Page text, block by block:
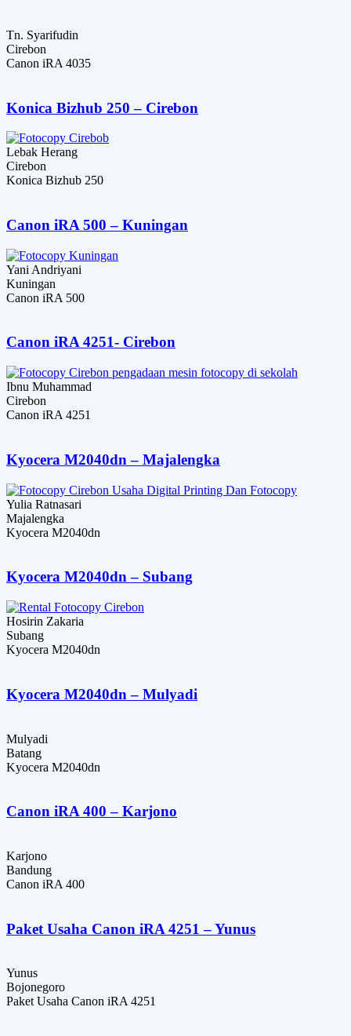
Tn. Syarifudin
Cirebon
Canon iRA 4035
Konica Bizhub 250 – Cirebon
Lebak Herang
Cirebon
Konica Bizhub 250
Canon iRA 500 – Kuningan
Yani Andriyani
Kuningan
Canon iRA 500
Canon iRA 4251- Cirebon
Ibnu Muhammad
Cirebon
Canon iRA 4251
Kyocera M2040dn – Majalengka
Yulia Ratnasari
Majalengka
Kyocera M2040dn
Kyocera M2040dn – Subang
Hosirin Zakaria
Subang
Kyocera M2040dn
Kyocera M2040dn – Mulyadi
Mulyadi
Batang
Kyocera M2040dn
Canon iRA 400 – Karjono
Karjono
Bandung
Canon iRA 400
Paket Usaha Canon iRA 4251 – Yunus
Yunus
Bojonegoro
Paket Usaha Canon iRA 4251